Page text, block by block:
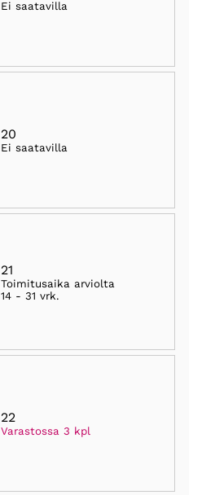
Ei saatavilla
20
Ei saatavilla
21
Toimitusaika arviolta
14 - 31 vrk.
22
Varastossa 3 kpl